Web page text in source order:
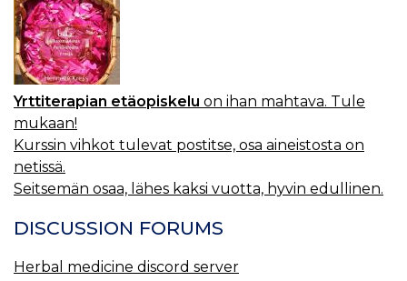
Yrttiterapian etäopiskelu on ihan mahtava. Tule
mukaan!
Kurssin vihkot tulevat postitse, osa aineistosta on
netissä.
Seitsemän osaa, lähes kaksi vuotta, hyvin edullinen.
DISCUSSION FORUMS
Herbal medicine discord server